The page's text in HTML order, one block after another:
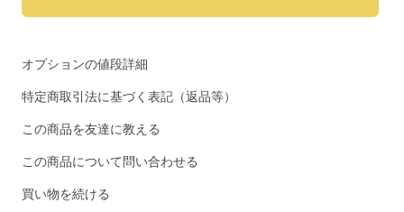
オプションの値段詳細
特定商取引法に基づく表記（返品等）
この商品を友達に教える
この商品について問い合わせる
買い物を続ける